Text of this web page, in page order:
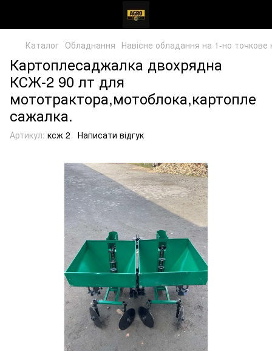
Каталог Обладнання Навісне обладання на 1-но
Картоплесаджалка двохрядна
КСЖ-2 90 лт для
мототрактора,мотоблока,картопле
сажалка.
Артикул: ксж 2 Написати відгук